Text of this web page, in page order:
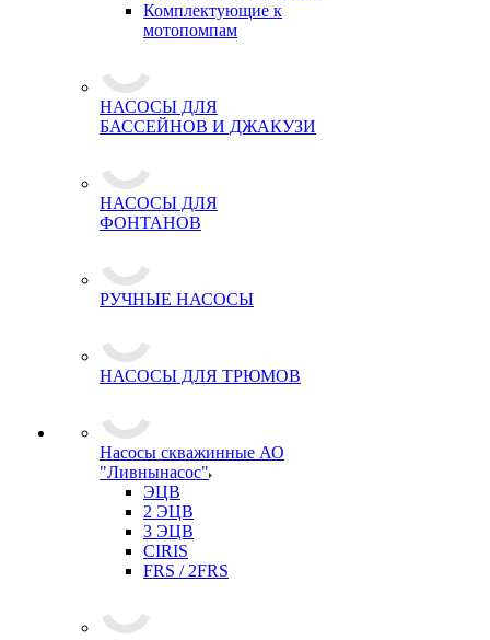
Комплектующие к
мотопомпам
НАСОСЫ ДЛЯ
БАССЕЙНОВ И ДЖАКУЗИ
НАСОСЫ ДЛЯ
ФОНТАНОВ
РУЧНЫЕ НАСОСЫ
НАСОСЫ ДЛЯ ТРЮМОВ
Насосы скважинные АО
"Ливнынасос"
ЭЦВ
2 ЭЦВ
3 ЭЦВ
CIRIS
FRS / 2FRS